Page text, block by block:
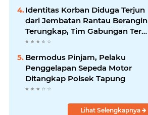
Identitas Korban Diduga Terjun
dari Jembatan Rantau Berangin
Terungkap, Tim Gabungan Terus
Sisir Sungai Kampar
Bermodus Pinjam, Pelaku
Penggelapan Sepeda Motor
Ditangkap Polsek Tapung
Lihat Selengkapnya